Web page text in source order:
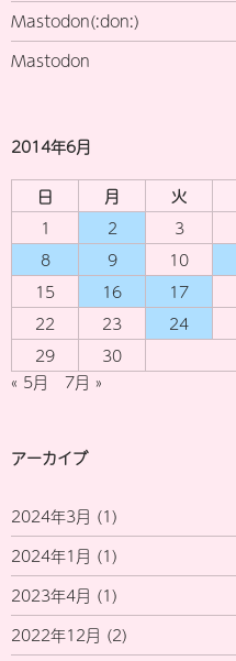
Mastodon(:don:)
Mastodon
2014年6月
日 月 火
1
2 3
8
9 10
15
16 17
22
23 24
29
30
« 5月
7月 »
アーカイブ
2024年3月 (1)
2024年1月 (1)
2023年4月 (1)
2022年12月 (2)